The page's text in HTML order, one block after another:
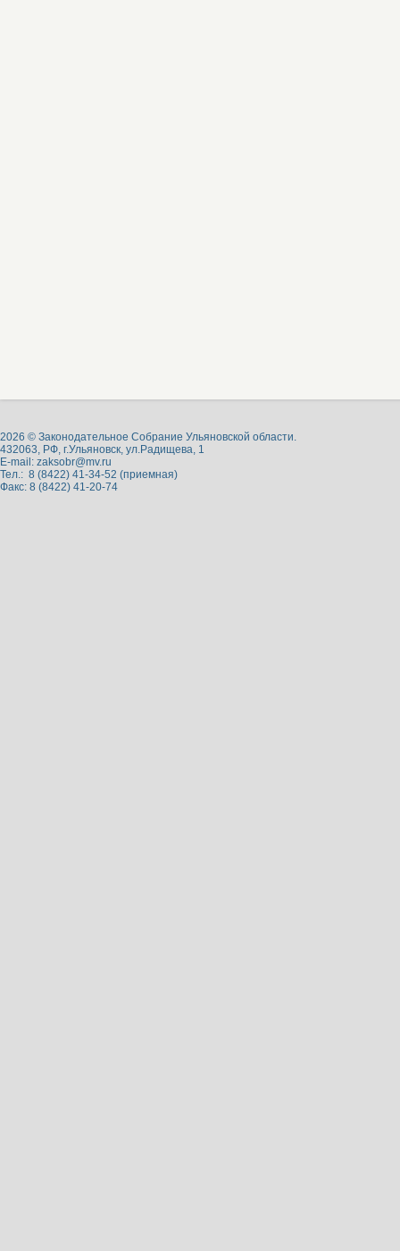
2026 © Законодательное Собрание Ульяновской области.
432063, РФ, г.Ульяновск, ул.Радищева, 1
E-mail: zaksobr@mv.ru
Тел.: 8 (8422) 41-34-52 (приемная)
Факс: 8 (8422) 41-20-74